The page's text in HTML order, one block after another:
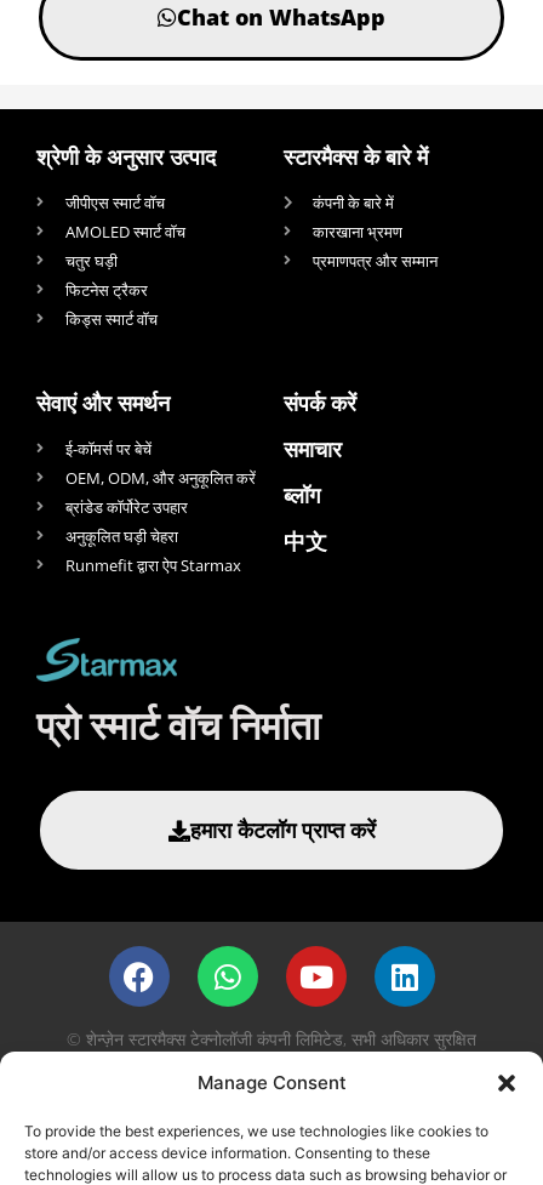
Manage Consent
To provide the best experiences, we use technologies like cookies to
store and/or access device information. Consenting to these
technologies will allow us to process data such as browsing behavior or
Chat on WhatsApp
श्रेणी के अनुसार उत्पाद
जीपीएस स्मार्ट वॉच
AMOLED स्मार्ट वॉच
चतुर घड़ी
फिटनेस ट्रैकर
किड्स स्मार्ट वॉच
स्टारमैक्स के बारे में
कंपनी के बारे में
कारखाना भ्रमण
प्रमाणपत्र और सम्मान
सेवाएं और समर्थन
ई-कॉमर्स पर बेचें
OEM, ODM, और अनुकूलित करें
ब्रांडेड कॉर्पोरेट उपहार
अनुकूलित घड़ी चेहरा
Runmefit द्वारा ऐप Starmax
संपर्क करें
समाचार
ब्लॉग
中文
प्रो स्मार्ट वॉच निर्माता
हमारा कैटलॉग प्राप्त करें
© शेन्ज़ेन स्टारमैक्स टेक्नोलॉजी कंपनी लिमिटेड, सभी अधिकार सुरक्षित
English 日本語 Deutsch Español